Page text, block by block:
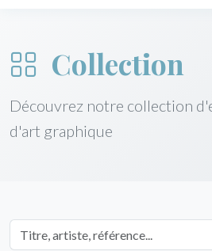
Collection
Découvrez notre collection
d'art graphique